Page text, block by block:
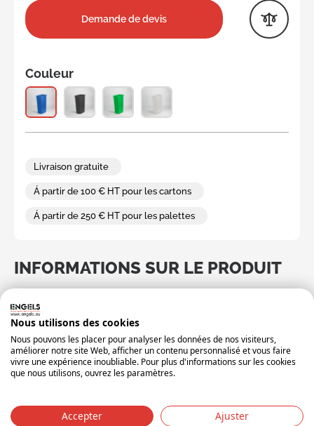
INFORMATIONS SUR LE PRODUIT
Coloris
État du produit
Matériel
PP
Poids
3.20
Largeur (mm)
320
Demande de devis
Couleur
Livraison gratuite
Á partir de 100 € HT pour les cartons
Á partir de 250 € HT pour les palettes
Nous utilisons des cookies
Nous pouvons les placer pour analyser les données de nos visiteurs,
améliorer notre site Web, afficher un contenu personnalisé et vous faire
vivre une expérience inoubliable. Pour plus d'informations sur les cookies
que nous utilisons, ouvrez les paramètres.
Accepter Ajuster